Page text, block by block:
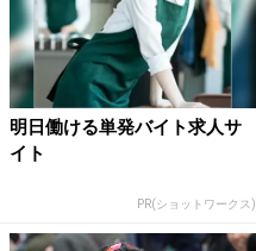
明日働ける単発バイト求人サ
イト
PR(ショットワークス)